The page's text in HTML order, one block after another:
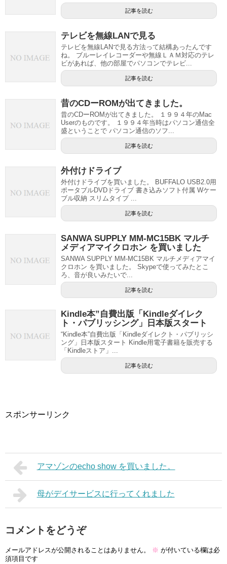
記事を読む
テレビを無線LANで見る
テレビを無線LANで見る方法って結構あったんです
ね。 ブルーレイレコーダーや無線ＬＡＭ対応のテレ
ビがあれば、他の部屋でパソコンでテレビ...
記事を読む
昔のCDーROMが出てきました。
昔のCDーROMが出てきました。 １９９４年のMac
Userのものです。 １９９４年当時はパソコン通信全
盛ということで パソコン通信のソフ...
記事を読む
外付けドライブ
外付けドライブを買いました。 BUFFALO USB2.0用
ポータブルDVDドライブ 書き込みソフト付属 Wケー
ブル収納 スリムタイプ ...
記事を読む
SANWA SUPPLY MM-MC15BK マルチ
メディアマイクロホン を買いました
SANWA SUPPLY MM-MC15BK マルチメディアマイ
クロホン を買いました。 Skypeで使ってみたとこ
ろ、音が良いみたいで...
記事を読む
Kindle本”自費出版「Kindleダイレク
ト・パブリッシング」日本版スタート
“Kindle本”自費出版「Kindleダイレクト・パブリッシ
ング」日本版スタート Kindle用電子書籍を販売する
「Kindleストア」...
記事を読む
スポンサーリンク
アマゾンのecho show を買いました。
母がデイサービスに行ってくれました
コメントをどうぞ
メールアドレスが公開されることはありません。 ※ が付いている欄は必
須項目です